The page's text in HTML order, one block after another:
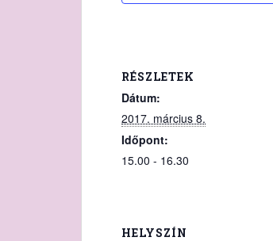
RÉSZLETEK
Dátum:
2017. március 8.
Időpont:
15.00 - 16.30
HELYSZÍN